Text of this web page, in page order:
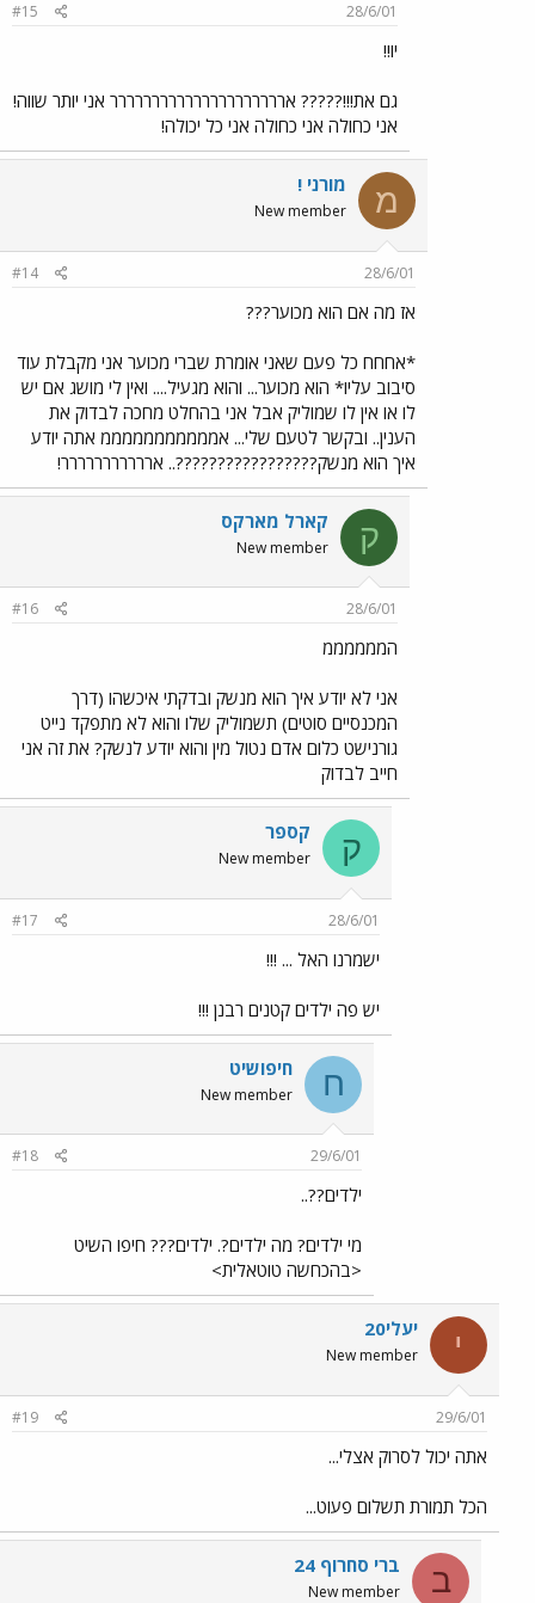
28/6/01
#15
יו!!
גם את!!!????? אררררררררררררררררררררר אני יותר שווה!
אני כחולה אני כחולה אני כל יכולה!
מ מורני !
New member
28/6/01
#14
אז מה אם הוא מכוער???
*אחחח כל פעם שאני אומרת שברי מכוער אני מקבלת עוד
סיבוב עליו* הוא מכוער... והוא מגעיל.... ואין לי מושג אם יש
לו או אין לו שמוליק אבל אני בהחלט מחכה לבדוק את
הענין.. ובקשר לטעם שלי... אמממממממממממ אתה יודע
איך הוא מנשק?????????????????.. אררררררררררר!
ק קארל מארקס
New member
28/6/01
#16
הממממממ
אני לא יודע איך הוא מנשק ובדקתי איכשהו (דרך
המכנסיים סוטים) תשמוליק שלו והוא לא מתפקד נייט
גורנישט כלום אדם נטול מין והוא יודע לנשק? את זה אני
חייב לבדוק
ק קספר
New member
28/6/01
#17
ישמרנו האל ... !!!
יש פה ילדים קטנים רבנן !!!
ח חיפושיט
New member
29/6/01
#18
ילדים??..
מי ילדים? מה ילדים?. ילדים??? חיפו השיט
<בהכחשה טוטאלית>
י יעלי20
New member
29/6/01
#19
אתה יכול לסרוק אצלי...
הכל תמורת תשלום פעוט...
ב ברי סחרוף 24
New member